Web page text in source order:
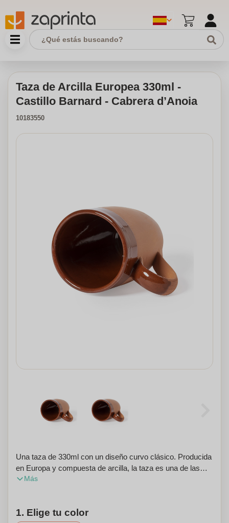
Taza de Arcilla Europea 330ml -
Castillo Barnard - Cabrera d’Anoia
10183550
Una taza de 330ml con un diseño curvo clásico. Producida
en Europa y compuesta de arcilla, la taza es una de las
opciones más sostenibles y reciclables debido al origen
tiene acabados naturales y vidriados en contraste. Se
Más
1. Elige tu color